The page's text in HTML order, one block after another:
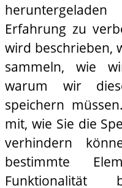
Erfahrung zu
wird beschrieben,
sammeln, wie
warum wir
speichern
mit, wie Sie die
verhindern
bestimmte
Funktionalität